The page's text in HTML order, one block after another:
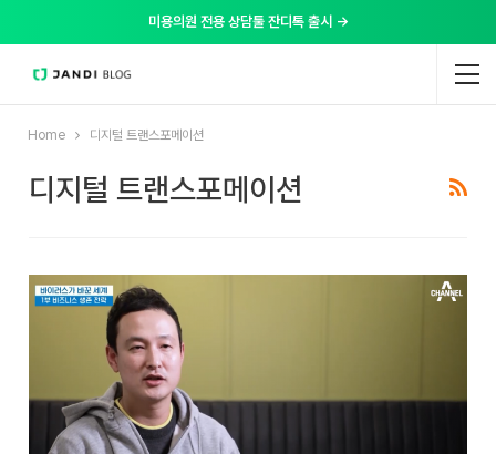
미용의원 전용 상담툴 잔디톡 출시 →
Home 디지털 트랜스포메이션
디지털 트랜스포메이션